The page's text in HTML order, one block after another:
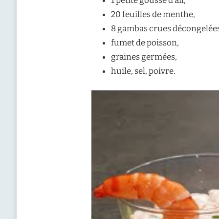
20 feuilles de menthe,
8 gambas crues
fumet de poisson,
graines germées,
huile, sel, poivre.